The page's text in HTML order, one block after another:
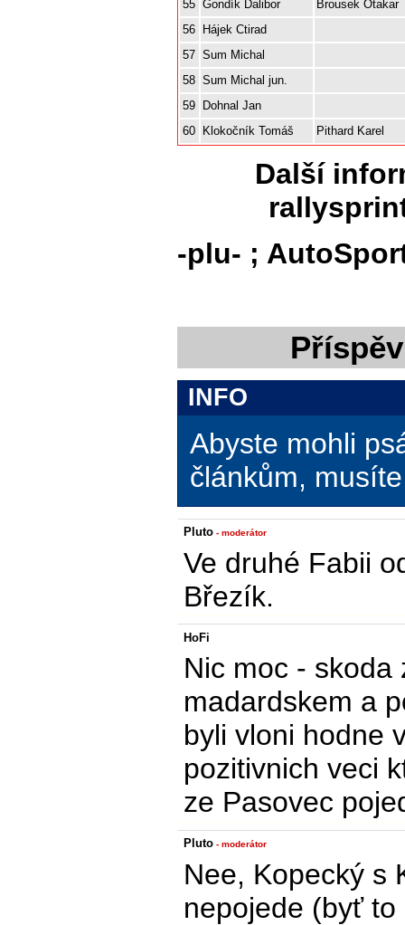
55 Gondík Dalibor
Brousek Otakar
56
Hájek Ctirad
57 Sum Michal
58 Sum Michal jun.
59
Dohnal Jan
60
Klokočník Tomáš Pithard Karel
Další
-plu- ;
INFO
Abyste mohli
článkům,
Pluto - moderátor
Ve druhé Fabii
Březík.
HoFi
Nic moc - skoda
madardskem a
byli vloni hodne
pozitivnich veci
ze Pasovec
Pluto - moderátor
Nee, Kopecký s
nepojede (byť